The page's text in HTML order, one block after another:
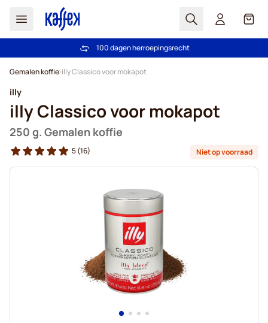
Zoek Cart
Gratis verzending vanaf € 49
100 dagen herroepingsrecht
Gemalen koffie illy Classico voor mokapot
illy
illy Classico voor mokapot
250 g. Gemalen koffie
5(16) Niet op voorraad